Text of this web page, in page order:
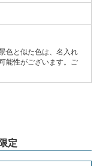
色と似た色は、名入れ
能性がございます。ご
定